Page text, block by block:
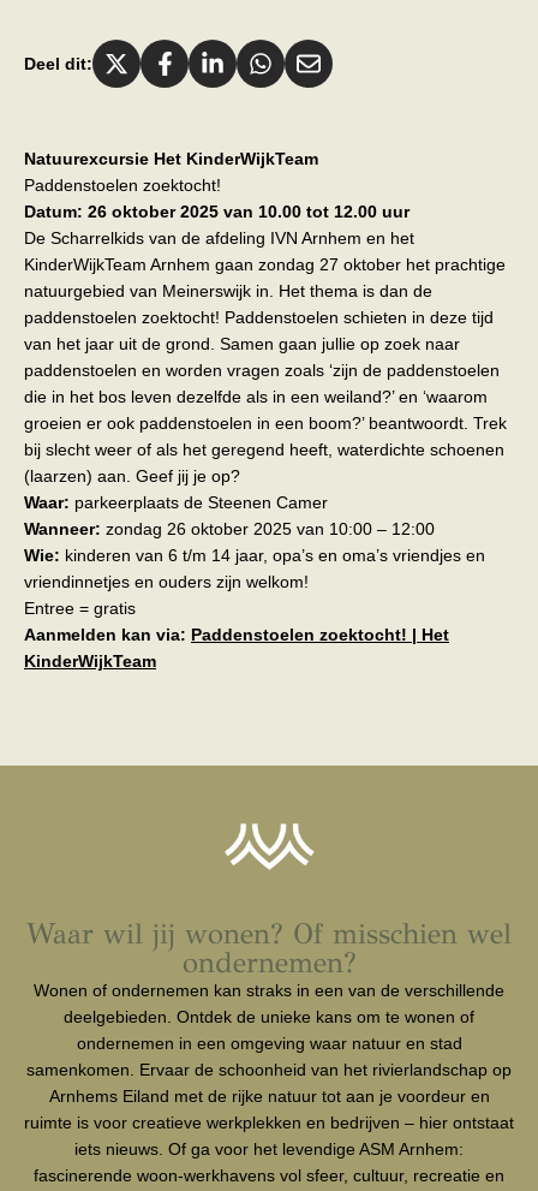
Deel dit:
Natuurexcursie Het KinderWijkTeam
Paddenstoelen zoektocht!
Datum: 26 oktober 2025 van 10.00 tot 12.00 uur
De Scharrelkids van de afdeling IVN Arnhem en het
KinderWijkTeam Arnhem gaan zondag 27 oktober het prachtige
natuurgebied van Meinerswijk in. Het thema is dan de
paddenstoelen zoektocht! Paddenstoelen schieten in deze tijd
van het jaar uit de grond. Samen gaan jullie op zoek naar
paddenstoelen en worden vragen zoals ‘zijn de paddenstoelen
die in het bos leven dezelfde als in een weiland?’ en ‘waarom
groeien er ook paddenstoelen in een boom?’ beantwoordt. Trek
bij slecht weer of als het geregend heeft, waterdichte schoenen
(laarzen) aan. Geef jij je op?
Waar: parkeerplaats de Steenen Camer
Wanneer: zondag 26 oktober 2025 van 10:00 – 12:00
Wie: kinderen van 6 t/m 14 jaar, opa’s en oma’s vriendjes en
vriendinnetjes en ouders zijn welkom!
Entree = gratis
Aanmelden kan via: Paddenstoelen zoektocht! | Het
KinderWijkTeam
Waar wil jij wonen? Of misschien wel
ondernemen?
Wonen of ondernemen kan straks in een van de verschillende
deelgebieden. Ontdek de unieke kans om te wonen of
ondernemen in een omgeving waar natuur en stad
samenkomen. Ervaar de schoonheid van het rivierlandschap op
Arnhems Eiland met de rijke natuur tot aan je voordeur en
ruimte is voor creatieve werkplekken en bedrijven – hier ontstaat
iets nieuws. Of ga voor het levendige ASM Arnhem:
fascinerende woon-werkhavens vol sfeer, cultuur, recreatie en